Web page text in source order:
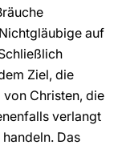
auf
Ziel, die
Christen, die
verlangt
Das